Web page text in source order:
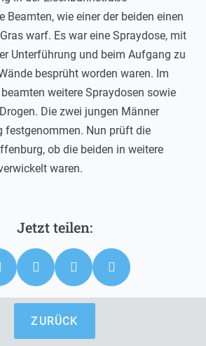
Beamten, wie einer der beiden einen
warf. Es war eine Spraydose, mit
Unterführung und beim Aufgang zu
besprüht worden waren. Im
weitere Spraydosen sowie
Die zwei jungen Männer
festgenommen. Nun prüft die
ob die beiden in weitere
waren.
ZURÜCK